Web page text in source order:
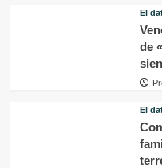
El
de
El